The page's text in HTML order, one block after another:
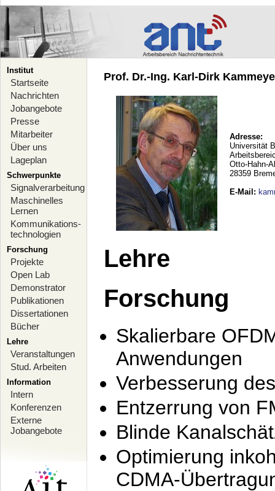
Institut
Startseite
Nachrichten
Jobangebote
Presse
Mitarbeiter
Über uns
Lageplan
Schwerpunkte
Signalverarbeitung
Maschinelles
Lernen
Kommunikations-
technologien
Forschung
Projekte
Open Lab
Demonstrator
Publikationen
Dissertationen
Bücher
Lehre
Veranstaltungen
Stud. Arbeiten
Information
Intern
Konferenzen
Externe
Jobangebote
Prof. Dr.-Ing. Karl-Dirk
Adresse:
Universität
Otto-Hahn-
28359
E-Mail :
Lehre
Forschung
Skalierbare
Anwendungen
Verbesserung
Entzerrung von
Blinde
Optimierung
CDMA-